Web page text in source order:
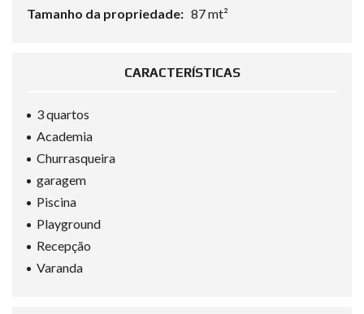
Tamanho da propriedade: 87 mt²
CARACTERÍSTICAS
3 quartos
Academia
Churrasqueira
garagem
Piscina
Playground
Recepção
Varanda